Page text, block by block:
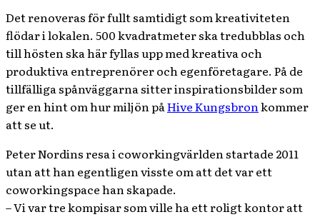
Det renoveras för fullt samtidigt som kreativiteten
flödar i lokalen. 500 kvadratmeter ska tredubblas och
till hösten ska här fyllas upp med kreativa och
produktiva entreprenörer och egenföretagare. På de
tillfälliga spånväggarna sitter inspirationsbilder som
ger en hint om hur miljön påHive Kungsbronkommer
att se ut.
Peter Nordins resa i coworkingvärlden startade 2011
utan att han egentligen visste om att det var ett
coworkingspace han skapade.
– Vi var tre kompisar som ville ha ett roligt kontor att